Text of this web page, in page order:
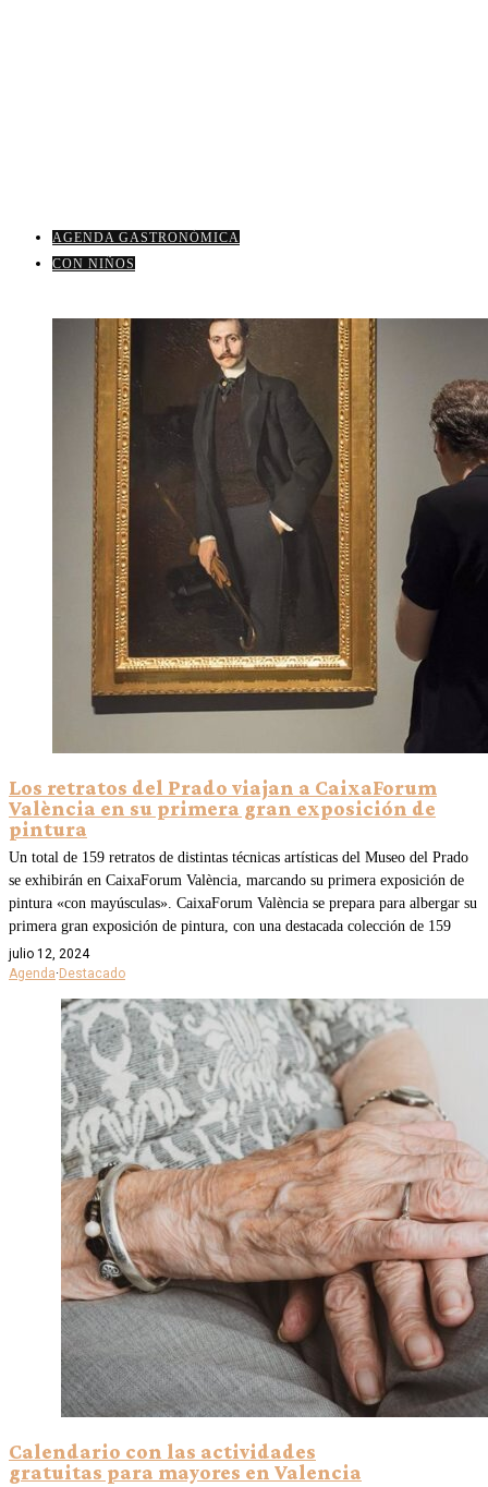
AGENDA GASTRONÓMICA
CON NIÑOS
Los retratos del Prado viajan a CaixaForum
València en su primera gran exposición de
pintura
Un total de 159 retratos de distintas técnicas artísticas del Museo del Prado
se exhibirán en CaixaForum València, marcando su primera exposición de
pintura «con mayúsculas». CaixaForum València se prepara para albergar su
primera gran exposición de pintura, con una destacada colección de 159
julio 12, 2024
Agenda·Destacado
Calendario con las actividades
gratuitas para mayores en Valencia